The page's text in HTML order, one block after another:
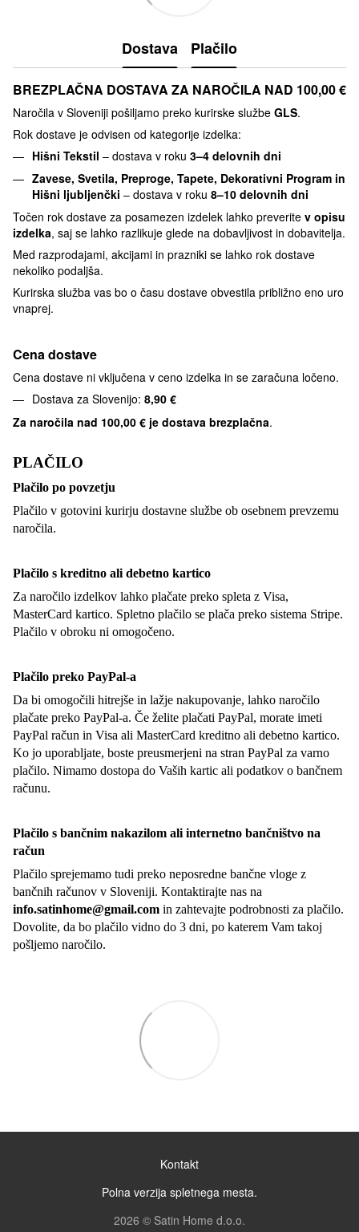
Dostava Plačilo
BREZPLAČNA DOSTAVA ZA NAROČILA NAD 100,00 €
Naročila v Sloveniji pošiljamo preko kurirske službe GLS.
Rok dostave je odvisen od kategorije izdelka:
Hišni Tekstil – dostava v roku 3–4 delovnih dni
Zavese, Svetila, Preproge, Tapete, Dekorativni Program in
Hišni ljubljenčki – dostava v roku 8–10 delovnih dni
Točen rok dostave za posamezen izdelek lahko preverite v opisu
izdelka, saj se lahko razlikuje glede na dobavljivost in dobavitelja.
Med razprodajami, akcijami in prazniki se lahko rok dostave
nekoliko podaljša.
Kurirska služba vas bo o času dostave obvestila približno eno uro
vnaprej.
Cena dostave
Cena dostave ni vključena v ceno izdelka in se zaračuna ločeno.
Dostava za Slovenijo: 8,90 €
Za naročila nad 100,00 € je dostava brezplačna.
PLAČILO
Plačilo po povzetju
Plačilo v gotovini kurirju dostavne službe ob osebnem prevzemu
naročila.
Plačilo s kreditno ali debetno kartico
Za naročilo izdelkov lahko plačate preko spleta z Visa,
MasterCard kartico. Spletno plačilo se plača preko sistema Stripe.
Plačilo v obroku ni omogočeno.
Plačilo preko PayPal-a
Da bi omogočili hitrejše in lažje nakupovanje, lahko naročilo
plačate preko PayPal-a. Če želite plačati PayPal, morate imeti
PayPal račun in Visa ali MasterCard kreditno ali debetno kartico.
Ko jo uporabljate, boste preusmerjeni na stran PayPal za varno
plačilo. Nimamo dostopa do Vaših kartic ali podatkov o bančnem
računu.
Plačilo s bančnim nakazilom ali internetno bančništvo na
račun
Plačilo sprejemamo tudi preko neposredne bančne vloge z
bančnih računov v Sloveniji. Kontaktirajte nas na
info.satinhome@gmail.com in zahtevajte podrobnosti za plačilo.
Dovolite, da bo plačilo vidno do 3 dni, po katerem Vam takoj
pošljemo naročilo.
Kontakt
Polna verzija spletnega mesta.
2026 © Satin Home d.o.o.